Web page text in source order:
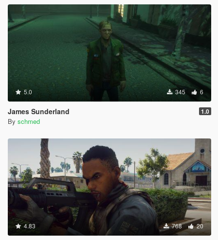
5.0 345 6
James Sunderland 1.0
By schmed
4.83 768 20